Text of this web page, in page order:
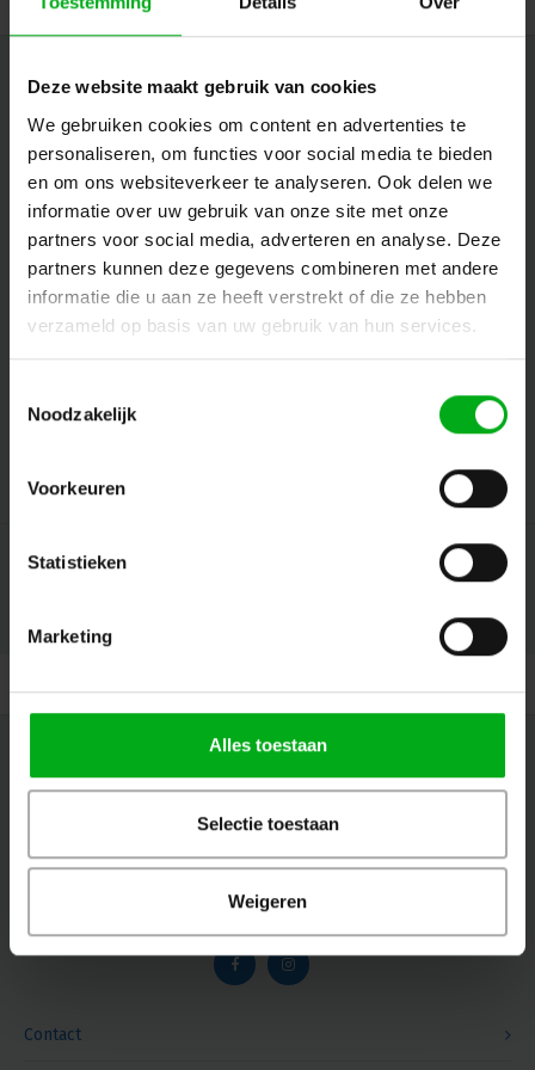
Deze website maakt gebruik van cookies
We gebruiken cookies om content en advertenties te
personaliseren, om functies voor social media te bieden
en om ons websiteverkeer te analyseren. Ook delen we
informatie over uw gebruik van onze site met onze
partners voor social media, adverteren en analyse. Deze
partners kunnen deze gegevens combineren met andere
informatie die u aan ze heeft verstrekt of die ze hebben
verzameld op basis van uw gebruik van hun services.
Noodzakelijk
Voorkeuren
Statistieken
Marketing
Alles toestaan
Selectie toestaan
Weigeren
Contact
Nieuwsbrief
Ontvang de laatste updates, nieuws en aanbiedingen via email
Volg ons
Klantenservice
© Copyright 2026 Megalight sa/nv - Theme by Shopmonkey
Contact
Volg ons